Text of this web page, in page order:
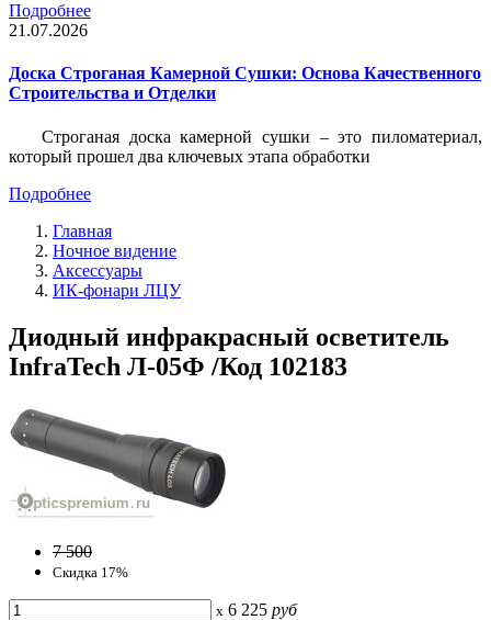
Подробнее
21.07.2026
Доска Строганая Камерной Сушки: Основа Качественного
Строительства и Отделки
Строганая доска камерной сушки – это пиломатериал,
который прошел два ключевых этапа обработки
Подробнее
Главная
Ночное видение
Аксессуары
ИК-фонари ЛЦУ
Диодный инфракрасный осветитель
InfraTech Л-05Ф /Код 102183
7 500
Скидка 17%
x 6 225 руб